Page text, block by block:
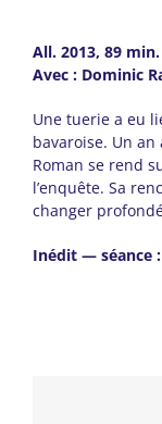
All. 2013, 89
Avec : Dominic
Une tuerie a eu
bavaroise. Un an
Roman se rend
l’enquête. Sa
changer
Inédit — séance